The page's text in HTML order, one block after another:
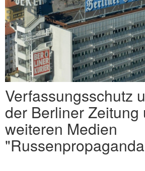
Verfassungsschutz
der Berliner Zeitung
weiteren Medien